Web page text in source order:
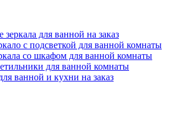
зеркала для ванной на заказ
с подсветкой для ванной комнаты
со шкафом для ванной комнаты
для ванной комнаты
ванной и кухни на заказ